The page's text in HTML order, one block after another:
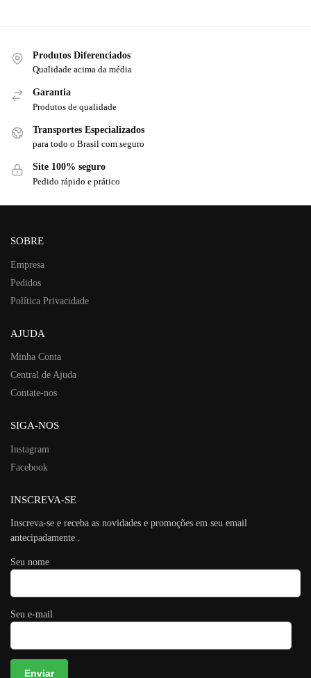
Produtos Diferenciados
Qualidade acima da média
Garantia
Produtos de qualidade
Transportes Especializados
para todo o Brasil com seguro
Site 100% seguro
Pedido rápido e prático
SOBRE
Empresa
Pedidos
Política Privacidade
AJUDA
Minha Conta
Central de Ajuda
Contate-nos
SIGA-NOS
Instagram
Facebook
INSCREVA-SE
Inscreva-se e receba as novidades e promoções em seu email
antecipadamente .
Seu nome
Seu e-mail